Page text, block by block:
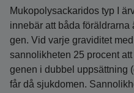
Mukopolysackaridos typ I
innebär att båda föräldrarna
gen. Vid varje graviditet
sannolikheten 25 procent
genen i dubbel uppsättning
får då sjukdomen.